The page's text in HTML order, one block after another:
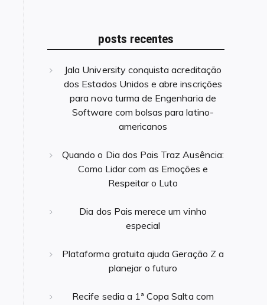
posts recentes
Jala University conquista acreditação
dos Estados Unidos e abre inscrições
para nova turma de Engenharia de
Software com bolsas para latino-
americanos
Quando o Dia dos Pais Traz Ausência:
Como Lidar com as Emoções e
Respeitar o Luto
Dia dos Pais merece um vinho
especial
Plataforma gratuita ajuda Geração Z a
planejar o futuro
Recife sedia a 1ª Copa Salta com